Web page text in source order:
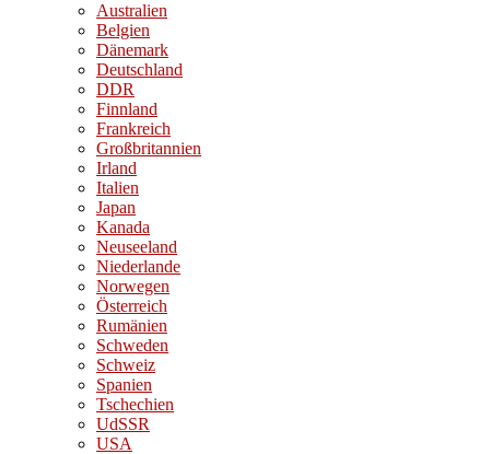
Australien
Belgien
Dänemark
Deutschland
DDR
Finnland
Frankreich
Großbritannien
Irland
Italien
Japan
Kanada
Neuseeland
Niederlande
Norwegen
Österreich
Rumänien
Schweden
Schweiz
Spanien
Tschechien
UdSSR
USA